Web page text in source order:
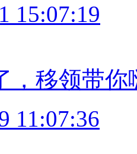
15:07:19
，移领带你
11:07:36